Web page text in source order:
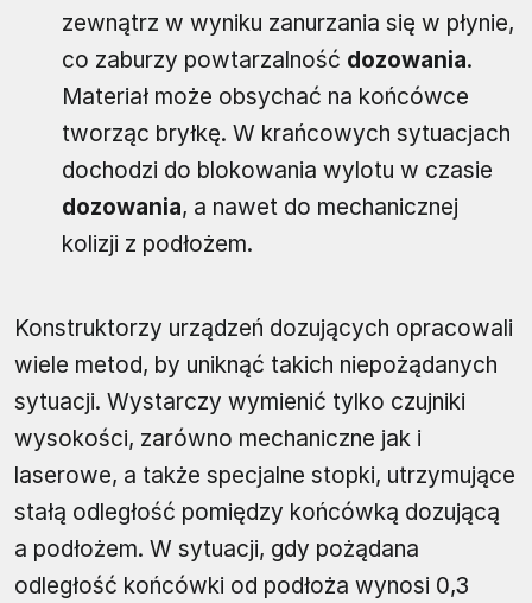
zewnątrz w wyniku zanurzania się w płynie,
co zaburzy powtarzalność dozowania.
Materiał może obsychać na końcówce
tworząc bryłkę. W krańcowych sytuacjach
dochodzi do blokowania wylotu w czasie
dozowania, a nawet do mechanicznej
kolizji z podłożem.
Konstruktorzy urządzeń dozujących opracowali
wiele metod, by uniknąć takich niepożądanych
sytuacji. Wystarczy wymienić tylko czujniki
wysokości, zarówno mechaniczne jak i
laserowe, a także specjalne stopki, utrzymujące
stałą odległość pomiędzy końcówką dozującą
a podłożem. W sytuacji, gdy pożądana
odległość końcówki od podłoża wynosi 0,3